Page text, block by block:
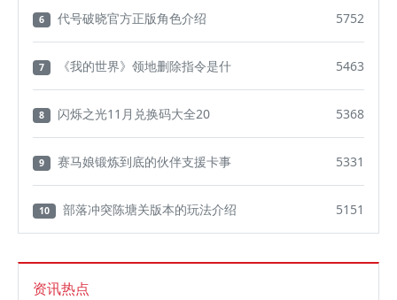
6 代号破晓官方正版角色介绍 5752
7 《我的世界》领地删除指令是什 5463
8 闪烁之光11月兑换码大全20 5368
9 赛马娘锻炼到底的伙伴支援卡事 5331
10 部落冲突陈塘关版本的玩法介绍 5151
资讯热点